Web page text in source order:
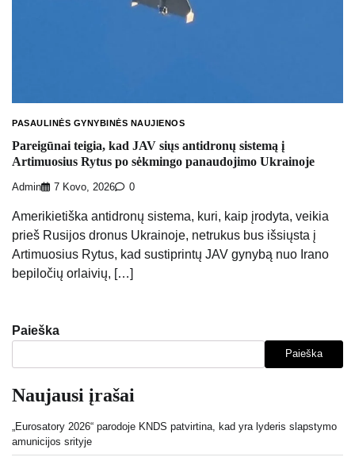
PASAULINĖS GYNYBINĖS NAUJIENOS
Pareigūnai teigia, kad JAV siųs antidronų sistemą į
Artimuosius Rytus po sėkmingo panaudojimo Ukrainoje
Admin 7 Kovo, 2026 0
Amerikietiška antidronų sistema, kuri, kaip įrodyta, veikia
prieš Rusijos dronus Ukrainoje, netrukus bus išsiųsta į
Artimuosius Rytus, kad sustiprintų JAV gynybą nuo Irano
bepiločių orlaivių, […]
Paieška
Paieška
Naujausi įrašai
„Eurosatory 2026“ parodoje KNDS patvirtina, kad yra lyderis slapstymo
amunicijos srityje